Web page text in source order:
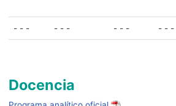
- - - - - - - - - - - -
Docencia